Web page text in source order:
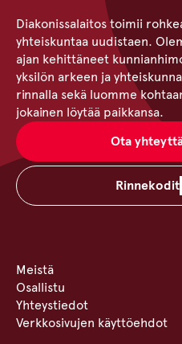
Diakonissalaitos toimii
yhteiskuntaa uudistaen.
ajan kehittäneet
yksilön arkeen ja
rinnalla sekä luomme
jokainen löytää paikkansa.
Ota
Rinnekodit
Meistä
Osallistu
Yhteystiedot
Verkkosivujen käyttöehdot